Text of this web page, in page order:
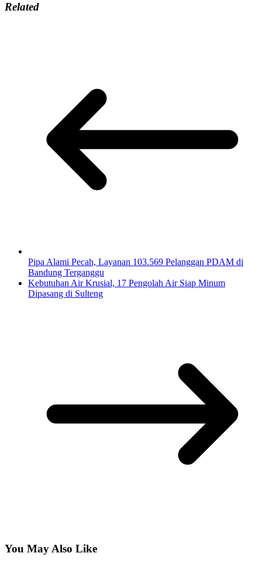
Related
Pipa Alami Pecah, Layanan 103.569 Pelanggan PDAM di
Bandung Terganggu
Kebutuhan Air Krusial, 17 Pengolah Air Siap Minum
Dipasang di Sulteng
You May Also Like